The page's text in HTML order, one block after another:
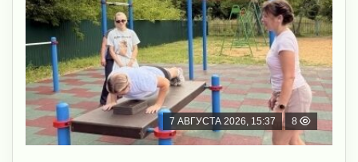
7 АВГУСТА 2026, 15:37 8